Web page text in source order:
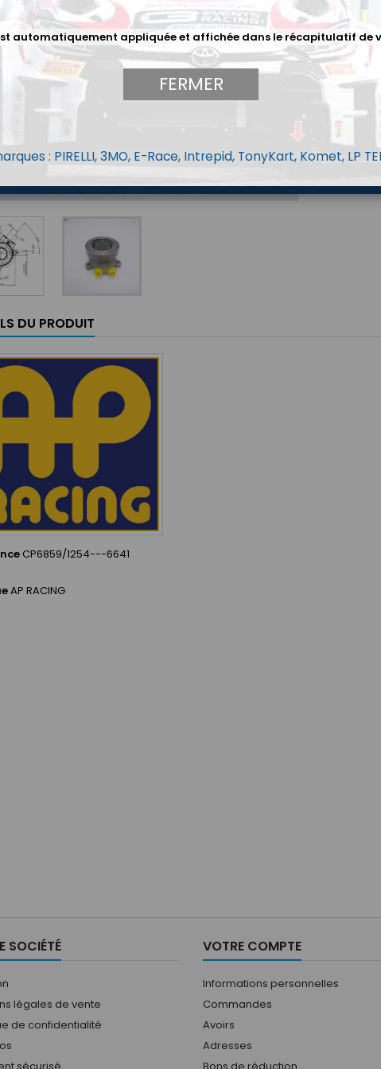
Filetage
Poids: 257g
Diamètre
Quantité
DU PRODUIT
CP6859/1254---6641
AP RACING
SOCIÉTÉ
légales de vente
de confidentialité
VOTRE COMPTE
Informations personnelles
Commandes
Avoirs
Adresses
automatiquement appliquée et affichée dans le récapitulatif de
FERMER
: PIRELLI, 3MO, E-Race, Intrepid, TonyKart, Komet, LP